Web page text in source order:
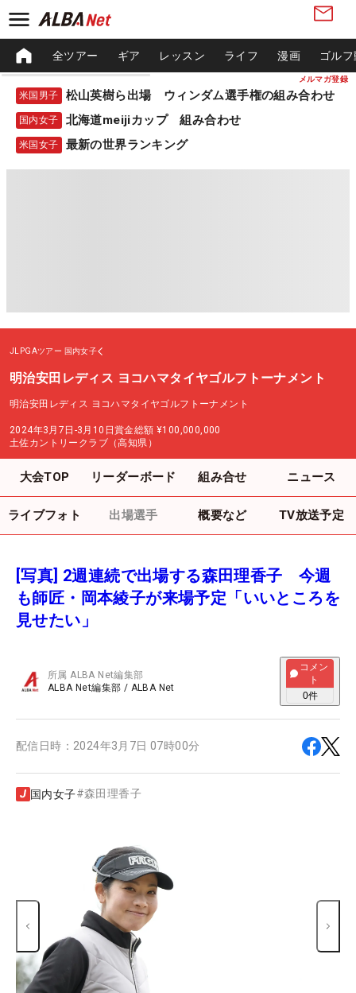
メルマガ登録
全ツアー ギア レッスン ライフ 漫画 ゴル
米国男子 松山英樹ら出場 ウィンダム選手権の組み合わせ
国内女子 北海道meijiカップ 組み合わせ
米国女子 最新の世界ランキング
JLPGAツアー 国内女子
明治安田レディス ヨコハマタイヤゴルフトーナメント
明治安田レディス ヨコハマタイヤゴルフトーナメント
2024年3月7日-3月10日賞金総額 ¥100,000,000
土佐カントリークラブ（高知県）
大会TOP リーダーボード 組み合せ ニュース
ライブフォト 出場選手 概要など TV放送予定
[写真] 2週連続で出場する森田理香子 今週
も師匠・岡本綾子が来場予定「いいところを
見せたい」
所属ALBA Net編集部
ALBA Net編集部 / ALBA Net
コメン
ト
0件
配信日時： 2024年3月7日 07時00分
国内女子#森田理香子